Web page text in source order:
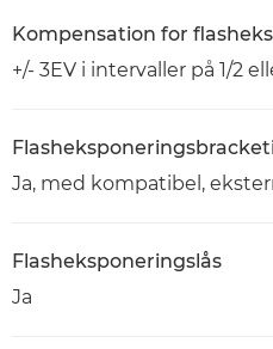
Kompensation for
+/- 3EV i intervaller på 1/2
Ja, med kompatibel,
Flasheksponeringslås
Ja